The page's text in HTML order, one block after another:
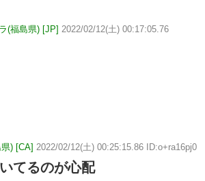
(福島県) [JP] 2022/02/12(土) 00:17:05.76
) [CA] 2022/02/12(土) 00:25:15.86 ID:o+ra16pj0
てるのが心配